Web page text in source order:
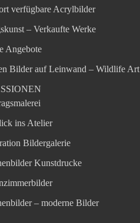
verfügbare Acrylbilder
– Verkaufte Werke
Angebote
Bilder auf Leinwand – Wildlife Art
ins Atelier
Bildergalerie
Kunstdrucke
– moderne Bilder